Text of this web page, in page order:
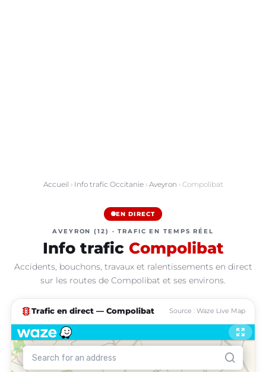
Accueil › Info trafic Occitanie› Aveyron › Compolibat
EN DIRECT
AVEYRON (12) · TRAFIC EN TEMPS RÉEL
Info trafic Compolibat
Accidents, bouchons, travaux et ralentissements en direct
sur les routes de Compolibat et ses environs.
traffic Trafic en direct — Compolibat Source : Waze Live Map